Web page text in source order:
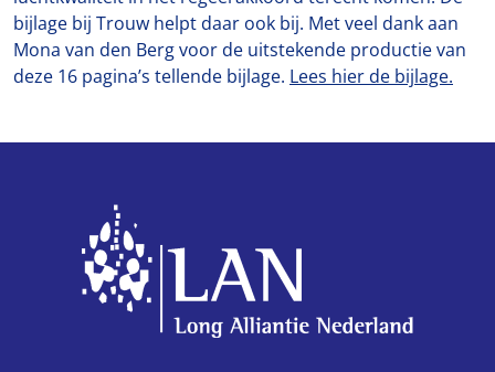
bijlage bij Trouw helpt daar ook bij. Met veel dank aan
Mona van den Berg voor de uitstekende productie van
deze 16 pagina’s tellende bijlage. Lees hier de bijlage.